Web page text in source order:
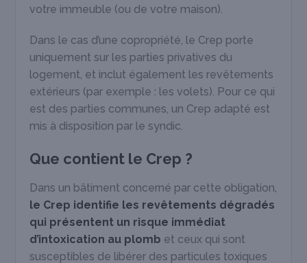
votre immeuble (ou de votre maison).
Dans le cas d’une copropriété, le Crep porte
uniquement sur les parties privatives du
logement, et inclut également les revêtements
extérieurs (par exemple : les volets). Pour ce qui
est des parties communes, un Crep adapté est
mis à disposition par le syndic.
Que contient le Crep ?
Dans un bâtiment concerné par cette obligation,
le Crep identifie les revêtements dégradés
qui présentent un risque immédiat
d’intoxication au plomb et ceux qui sont
susceptibles de libérer des particules toxiques